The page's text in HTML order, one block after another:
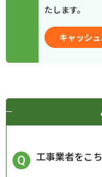
たします。
キャッシ
工事業者をこ